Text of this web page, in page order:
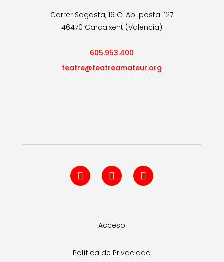
Carrer Sagasta, 16 C. Ap. postal 127
46470 Carcaixent (València)
605.953.400
teatre@teatreamateur.org
Acceso
Política de Privacidad